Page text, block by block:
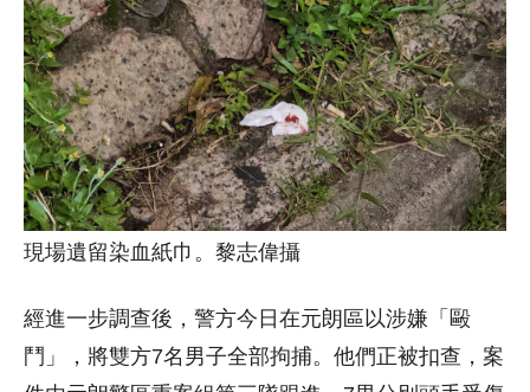
現場遺留染血紙巾。黎志偉攝
經進一步調查後，警方今日在元朗區以涉嫌「毆
鬥」，將雙方7名男子全部拘捕。他們正被扣查，案